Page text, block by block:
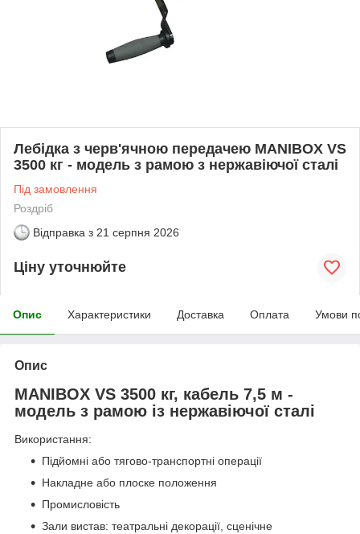
Лебідка з черв'ячною передачею MANIBOX VS
3500 кг - модель з рамою з нержавіючої сталі
Під замовлення
Роздріб
Відправка з 21 серпня 2026
Ціну уточнюйте
Опис Характеристики Доставка Оплата Умови
Опис
MANIBOX VS 3500 кг, кабель 7,5 м -
модель з рамою із нержавіючої сталі
Використання:
Підйомні або тягово-транспортні операції
Накладне або плоске положення
Промисловість
Зали вистав: театральні декорації, сценічне